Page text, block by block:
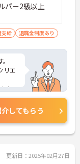
パー2級以上
支給 退職金制度あり
リエ
しっ
。
ら
くだ
してもらう
更新日：2025年02月27日